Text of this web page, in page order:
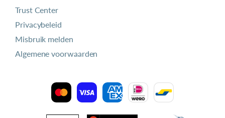
Trust Center
Privacybeleid
Misbruik melden
Algemene voorwaarden